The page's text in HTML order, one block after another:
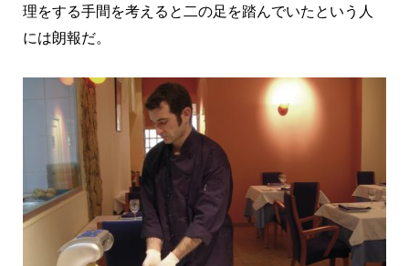
理をする手間を考えると二の足を踏んでいたという人
には朗報だ。